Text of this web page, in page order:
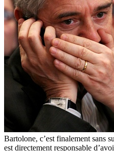
Bartolone, c’est finalement sans
est directement responsable